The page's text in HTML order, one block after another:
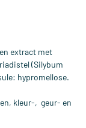
extract met
(Silybum
hypromellose.
kleur-, geur- en